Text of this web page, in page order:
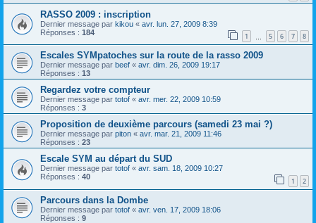
RASSO 2009 : inscription
Dernier message par kikou « avr. lun. 27, 2009 8:39
Réponses : 184 1 5 6 7 8
Escales SYMpatoches sur la route de la rasso 2009
Dernier message par beef « avr. dim. 26, 2009 19:17
Réponses : 13
Regardez votre compteur
Dernier message par totof « avr. mer. 22, 2009 10:59
Réponses : 3
Proposition de deuxième parcours (samedi 23 mai ?)
Dernier message par piton « avr. mar. 21, 2009 11:46
Réponses : 23
Escale SYM au départ du SUD
Dernier message par totof « avr. sam. 18, 2009 10:27
Réponses : 40 1 2
Parcours dans la Dombe
Dernier message par totof « avr. ven. 17, 2009 18:06
Réponses : 9